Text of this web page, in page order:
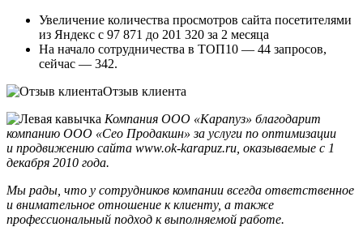
Увеличение количества просмотров сайта посетителями
из Яндекс с 97 871 до 201 320 за 2 месяца
На начало сотрудничества в ТОП10 — 44 запросов,
сейчас — 342.
Отзыв клиента
Компания ООО «Карапуз» благодарит
компанию ООО «Сео Продакшн» за услуги по оптимизации
и продвижению сайта www.ok-karapuz.ru, оказываемые с 1
декабря 2010 года.
Мы рады, что у сотрудников компании всегда ответственное
и внимательное отношение к клиенту, а также
профессиональный подход к выполняемой работе.